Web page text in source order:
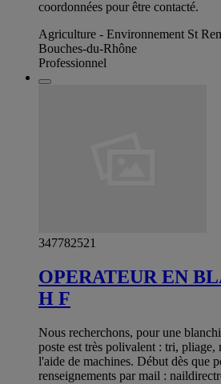
coordonnées pour être contacté.
Agriculture - Environnement St
Bouches-du-Rhône
Professionnel
347782521
OPERATEUR EN
H F
Nous recherchons, pour une
poste est très polivalent : tri, pliage,
l'aide de machines. Début dès que
renseignements par mail :